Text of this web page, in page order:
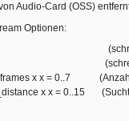
Audio-Card (OSS)
Optionen:
(schreibe keine
(schreibe keine
x x = 0..7 (Anzahl
x x = 0..15